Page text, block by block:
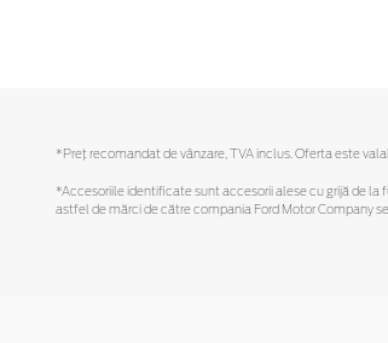
*Preţ recomandat de vânzare, TVA inclus. Oferta este
*Accesoriile identificate sunt accesorii alese cu grijă de la
astfel de mărci de către compania Ford Motor Company